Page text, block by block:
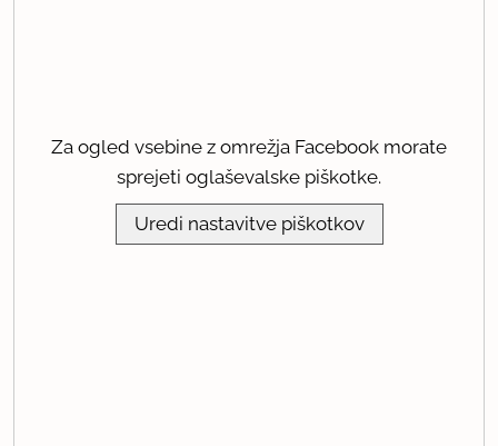
Za ogled vsebine z omrežja Facebook morate
sprejeti oglaševalske piškotke.
Uredi nastavitve piškotkov